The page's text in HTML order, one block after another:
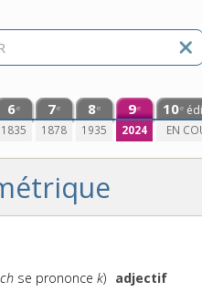
6e
1835
7e
1878
8e
1935
9e
2024
10e
EN
ch se prononcek) adjectif